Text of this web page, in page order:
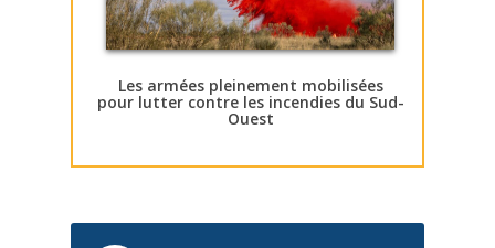
Les armées pleinement mobilisées
pour lutter contre les incendies du Sud-
Ouest